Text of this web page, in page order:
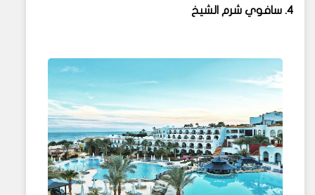
4. سافوي شرم الشيخ